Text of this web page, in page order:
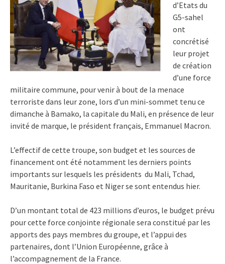
d’Etats du
G5-sahel
ont
concrétisé
leur projet
de création
d’une force
militaire commune, pour venir à bout de la menace
terroriste dans leur zone, lors d’un mini-sommet tenu ce
dimanche à Bamako, la capitale du Mali, en présence de leur
invité de marque, le président français, Emmanuel Macron.
L’effectif de cette troupe, son budget et les sources de
financement ont été notamment les derniers points
importants sur lesquels les présidents du Mali, Tchad,
Mauritanie, Burkina Faso et Niger se sont entendus hier.
D’un montant total de 423 millions d’euros, le budget prévu
pour cette force conjointe régionale sera constitué par les
apports des pays membres du groupe, et l’appui des
partenaires, dont l’Union Européenne, grâce à
l’accompagnement de la France.